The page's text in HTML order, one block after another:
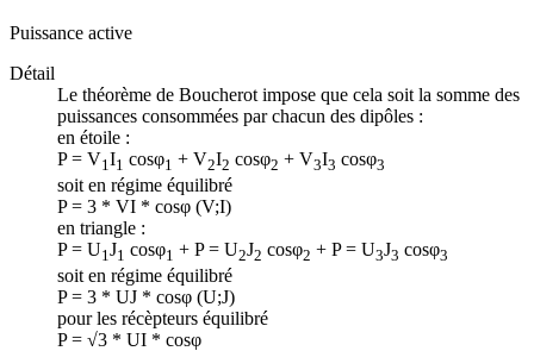
Puissance active
Détail
Le théorème de Boucherot impose que cela soit la somme des
puissances consommées par chacun des dipôles :
en étoile :
P = V1 I1 cosφ1 + V2I2 cosφ2 + V3I3 cosφ3
soit en régime équilibré
P = 3 * VI * cosφ (V;I)
en triangle :
P = U1 J1 cosφ1 + P = U2J2 cosφ2 + P = U3J3 cosφ3
soit en régime équilibré
P = 3 * UJ * cosφ (U;J)
pour les récèpteurs équilibré
P = √3 * UI * cosφ